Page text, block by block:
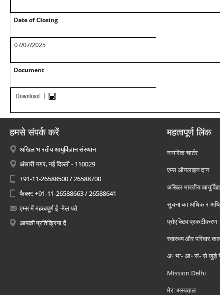
Date of Closing
07/07/2025
Document
हमसे संपर्क करें
अखिल भारतीय आयुर्विज्ञान संस्थान
अंसारी नगर, नई दिल्ली - 110029
+91-11-26588500 / 26588700
फैक्स: +91-11-26588663 / 26588641
एम्स में महत्वपूर्ण ई -मेल पते
आपकी प्रतिक्रिया दें
महत्वपूर्ण लिंक
नागरिक चार्टर
एम्स ऑनलाइन दान
अखिल भारतीय
सूचना का अधिकार
प्रोएक्टिव प्रकटीकरण
स्वास्थ्य और परिवार
अ॰ भा॰ आ॰ सं॰ से जुड़े
Mission Delhi
मेरा अस्पताल